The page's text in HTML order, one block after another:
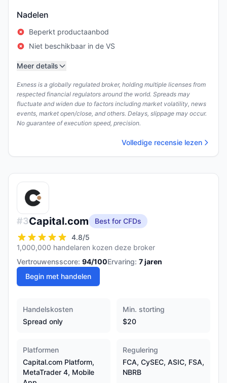
Nadelen
Beperkt productaanbod
Niet beschikbaar in de VS
Meer details
Exness is a globally regulated broker, holding multiple licenses from
respected financial regulators around the world. Spreads may
fluctuate and widen due to factors including market volatility, news
events, market open/close, and others. Delays, slippage may occur.
No guarantee of execution speed, precision.
Volledige recensie lezen
#3Capital.com
Best for CFDs
4.8/5
1,000,000 handelaren kozen deze broker
Vertrouwensscore: 94/100Ervaring: 7jaren
Begin met handelen
Handelskosten
Spread only
Min. storting
$20
Platformen
Capital.com Platform,
MetaTrader 4, Mobile
Regulering
FCA, CySEC, ASIC, FSA,
NBRB